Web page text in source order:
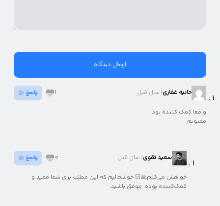
حانیه غفاری1 سال قبل پاسخ
واقعا کمک کننده بود
ممنونم
سعید تقوی1 سال قبل پاسخ
خواهش می‌کنم🙏🏻 خوشحالیم که این مطلب برای شما مفید و
کمک‌کننده بوده. موفق باشید.